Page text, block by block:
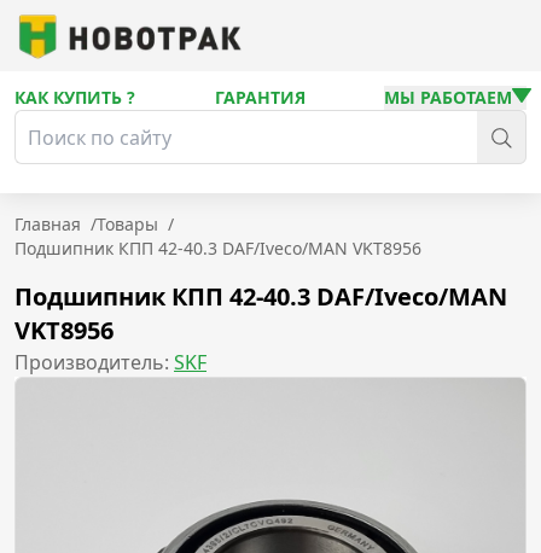
КАК КУПИТЬ ? ГАРАНТИЯ МЫ РАБОТАЕМ
Главная /Товары /
Подшипник КПП 42-40.3 DAF/Iveco/MAN VKT8956
Подшипник КПП 42-40.3 DAF/Iveco/MAN
VKT8956
Производитель: SKF